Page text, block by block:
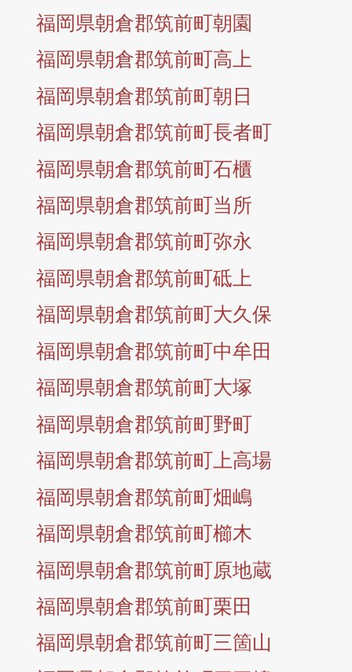
福岡県朝倉郡筑前町朝園
福岡県朝倉郡筑前町高上
福岡県朝倉郡筑前町朝日
福岡県朝倉郡筑前町長者町
福岡県朝倉郡筑前町石櫃
福岡県朝倉郡筑前町当所
福岡県朝倉郡筑前町弥永
福岡県朝倉郡筑前町砥上
福岡県朝倉郡筑前町大久保
福岡県朝倉郡筑前町中牟田
福岡県朝倉郡筑前町大塚
福岡県朝倉郡筑前町野町
福岡県朝倉郡筑前町上高場
福岡県朝倉郡筑前町畑嶋
福岡県朝倉郡筑前町櫛木
福岡県朝倉郡筑前町原地蔵
福岡県朝倉郡筑前町栗田
福岡県朝倉郡筑前町三箇山